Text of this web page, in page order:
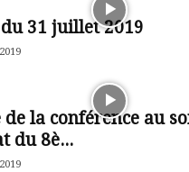
du 31 juillet 2019
la conférence au
du 8è...